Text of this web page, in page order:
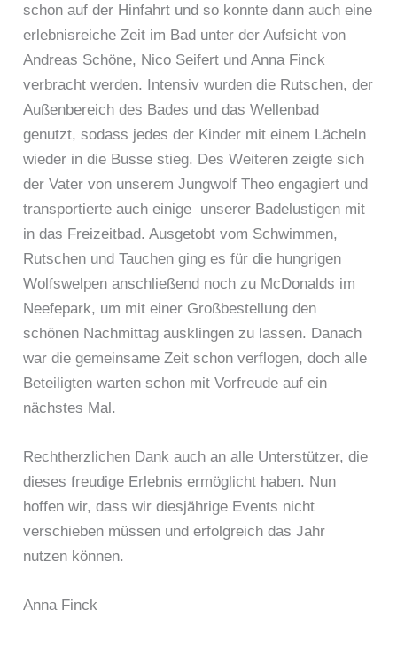
schon auf der Hinfahrt und so konnte dann auch eine
erlebnisreiche Zeit im Bad unter der Aufsicht von
Andreas Schöne, Nico Seifert und Anna Finck
verbracht werden. Intensiv wurden die Rutschen, der
Außenbereich des Bades und das Wellenbad
genutzt, sodass jedes der Kinder mit einem Lächeln
wieder in die Busse stieg. Des Weiteren zeigte sich
der Vater von unserem Jungwolf Theo engagiert und
transportierte auch einige unserer Badelustigen mit
in das Freizeitbad. Ausgetobt vom Schwimmen,
Rutschen und Tauchen ging es für die hungrigen
Wolfswelpen anschließend noch zu McDonalds im
Neefepark, um mit einer Großbestellung den
schönen Nachmittag ausklingen zu lassen. Danach
war die gemeinsame Zeit schon verflogen, doch alle
Beteiligten warten schon mit Vorfreude auf ein
nächstes Mal.
Rechtherzlichen Dank auch an alle Unterstützer, die
dieses freudige Erlebnis ermöglicht haben. Nun
hoffen wir, dass wir diesjährige Events nicht
verschieben müssen und erfolgreich das Jahr
nutzen können.
Anna Finck